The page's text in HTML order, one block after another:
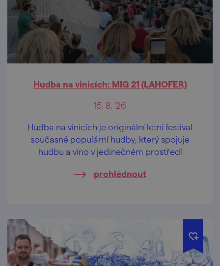
Hudba na vinicích: MIG 21 (LAHOFER)
15. 8. '26
Hudba na vinicích je originální letní festival
současné populární hudby, který spojuje
hudbu a víno v jedinečném prostředí
prohlédnout